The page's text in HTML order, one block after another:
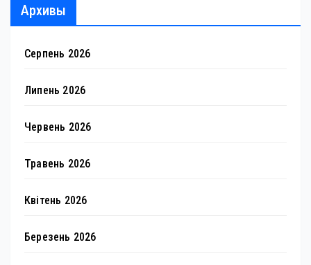
Архивы
Серпень 2026
Липень 2026
Червень 2026
Травень 2026
Квітень 2026
Березень 2026